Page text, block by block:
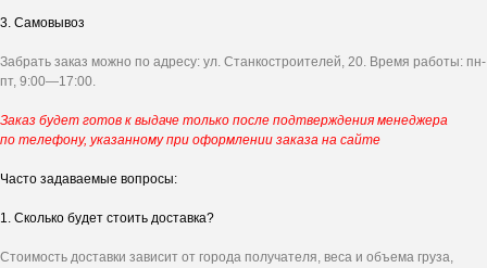
3. Самовывоз
Забрать заказ можно по адресу: ул. Станкостроителей, 20. Время работы: пн-
пт, 9:00—17:00.
Заказ будет готов к выдаче только после подтверждения менеджера
по телефону, указанному при оформлении заказа на сайте
Часто задаваемые вопросы:
1. Сколько будет стоить доставка?
Стоимость доставки зависит от города получателя, веса и объема груза,